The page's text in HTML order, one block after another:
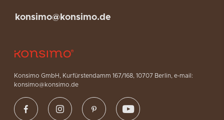
Konsimo GmbH, Kurfürstendamm 167/168, 10707 Berlin, e-mail:
konsimo@konsimo.de
konsimo@konsimo.de